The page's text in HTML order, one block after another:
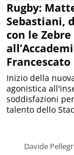
Rugby:
Sebastiani,
con le Zebre
Francescato
Davide
Inizio della
agonistica
soddisfazioni
talento dello